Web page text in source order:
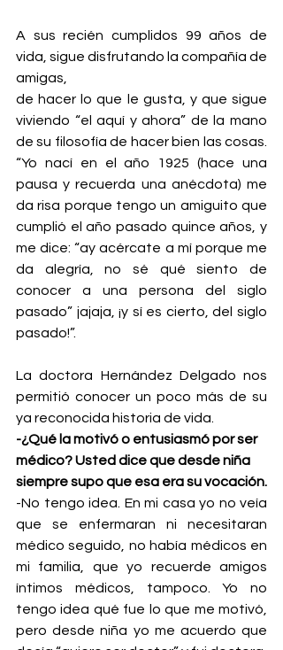
A sus recién cumplidos 99 años de
vida, sigue disfrutando la compañía de
amigas,
de hacer lo que le gusta, y que sigue
viviendo “el aquí y ahora” de la mano
de su filosofía de hacer bien las cosas.
“Yo nací en el año 1925 (hace una
pausa y recuerda una anécdota) me
da risa porque tengo un amiguito que
cumplió el año pasado quince años, y
me dice: “ay acércate a mí porque me
da alegría, no sé qué siento de
conocer a una persona del siglo
pasado” jajaja, ¡y sí es cierto, del siglo
pasado!”.
La doctora Hernández Delgado nos
permitió conocer un poco más de su
ya reconocida historia de vida.
-¿Qué la motivó o entusiasmó por ser
médico? Usted dice que desde niña
siempre supo que esa era su vocación.
-No tengo idea. En mi casa yo no veía
que se enfermaran ni necesitaran
médico seguido, no había médicos en
mi familia, que yo recuerde amigos
íntimos médicos, tampoco. Yo no
tengo idea qué fue lo que me motivó,
pero desde niña yo me acuerdo que